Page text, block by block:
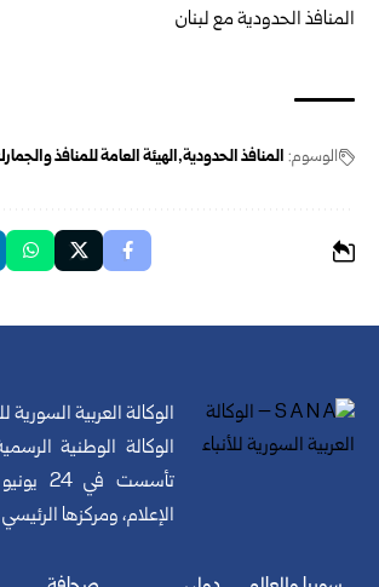
الوسوم: المنافذ الحدودية الهيئة العامة للمنافذ
الوكالة العربية السورية
الوكالة الوطنية
الإعلام، ومركزها